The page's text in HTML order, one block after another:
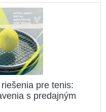
pre tenis:
s predajným